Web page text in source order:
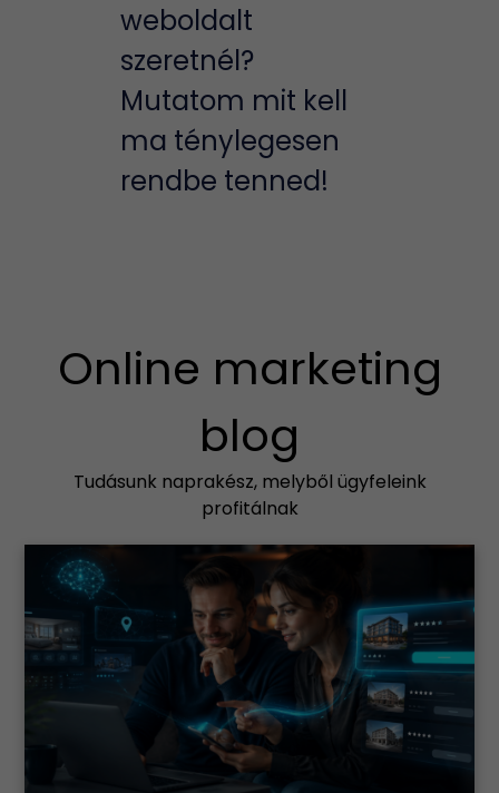
weboldalt
szeretnél?
Mutatom mit kell
ma ténylegesen
rendbe tenned!
Online marketing
blog
Tudásunk naprakész, melyből ügyfeleink
profitálnak